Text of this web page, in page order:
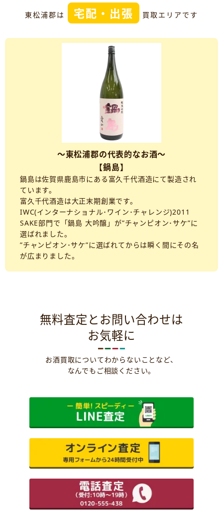
東松浦郡は 宅配・出張 買取エリアです
～東松浦郡の代表的なお酒～
【鍋島】
鍋島は佐賀県鹿島市にある富久千代酒造にて製造され
ています。
富久千代酒造は大正末期創業です。
IWC(インターナショナル･ワイン･チャレンジ)2011
SAKE部門で「鍋島 大吟醸」が”チャンピオン･サケ”に
選ばれました。
”チャンピオン･サケ”に選ばれてからは瞬く間にその名
が広まりました。
無料査定とお問い合わせは
お気軽に
お酒買取についてわからないことなど、
なんでもご相談ください。